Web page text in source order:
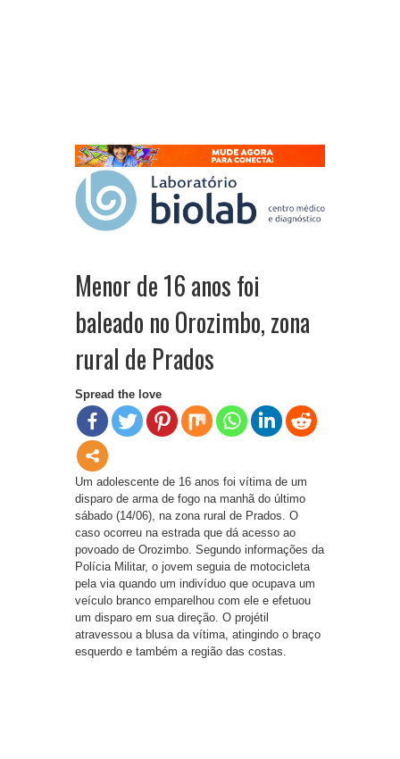
Menor de 16 anos foi
baleado no Orozimbo, zona
rural de Prados
Spread the love
Um adolescente de 16 anos foi vítima de um
disparo de arma de fogo na manhã do último
sábado (14/06), na zona rural de Prados. O
caso ocorreu na estrada que dá acesso ao
povoado de Orozimbo. Segundo informações da
Polícia Militar, o jovem seguia de motocicleta
pela via quando um indivíduo que ocupava um
veículo branco emparelhou com ele e efetuou
um disparo em sua direção. O projétil
atravessou a blusa da vítima, atingindo o braço
esquerdo e também a região das costas.